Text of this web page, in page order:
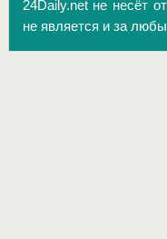
24Daily.net не несёт
не является и за